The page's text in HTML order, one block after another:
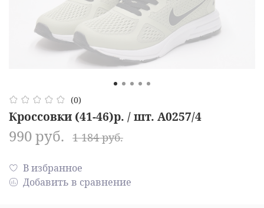
(0)
Кроссовки (41-46)р. / шт. A0257/4
990 руб. 1 184 руб.
В избранное
Добавить в сравнение